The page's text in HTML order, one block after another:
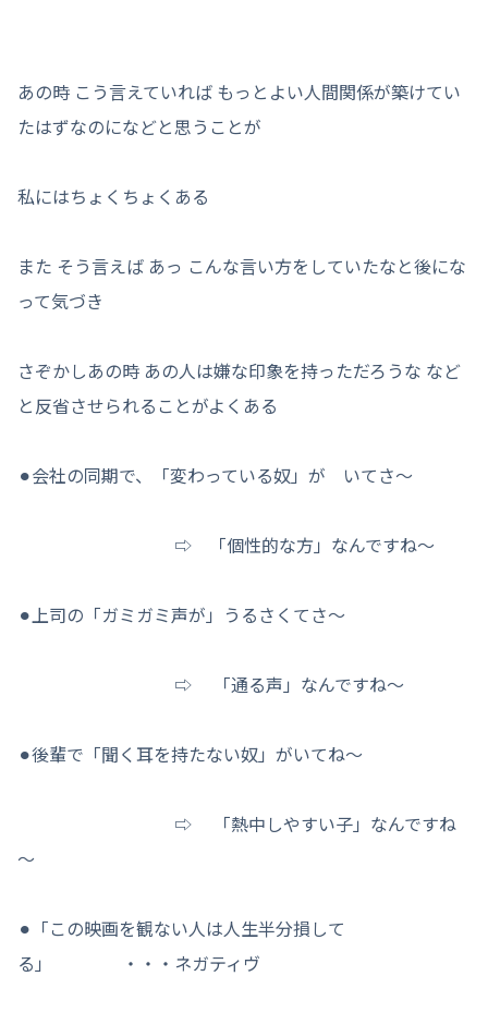
あの時 こう言えていれば もっとよい人間関係が築けてい
たはずなのになどと思うことが
私にはちょくちょくある
また そう言えば あっ こんな言い方をしていたなと後にな
って気づき
さぞかしあの時 あの人は嫌な印象を持っただろうな など
と反省させられることがよくある
⚫︎会社の同期で、「変わっている奴」が いてさ～
⇨ 「個性的な方」なんですね～
⚫︎上司の「ガミガミ声が」うるさくてさ～
⇨ 「通る声」なんですね～
⚫︎後輩で「聞く耳を持たない奴」がいてね～
⇨ 「熱中しやすい子」なんですね
～
⚫︎「この映画を観ない人は人生半分損して
る」 ・・・ネガティヴ